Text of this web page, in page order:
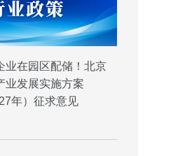
业在园区配储！北京
业发展实施方案
年）征求意见